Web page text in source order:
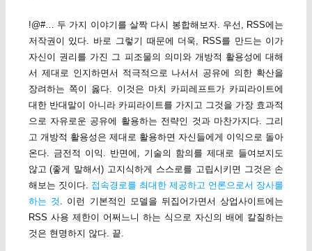
!@#… 두 가지 이야기를 살짝 다시 봉합해보자. 우선, RSS에는
저작권이 있다. 바로 그렇기 때문에 더욱, RSS를 만드는 이가
자신이 권리를 가진 그 피조물의 의미와 개방적 활용성에 대해
서 제대로 인지하면서 적극적으로 나서서 공유에 의한 확산을
장려하는 쪽이 옳다. 이것은 마치 카피레프트가 카피라이트에
대한 반대말이 아니라 카피라이트를 가지고 그것을 가장 효과적
으로 자유로운 공유에 활용하는 전략인 것과 마찬가지다. 그리
고 개방적 활용성은 제대로 활용하면 자신들에게 이익으로 돌아
온다. 금전적 이익. 반면에, 기술의 함의를 제대로 들여보지도
않고 (좋게 말해서) 고지식하게 스스로를 고립시키면 그것은 손
해보는 짓이다. 접속경로를 최대한 제공하고 언론으로서 장사를
하는 것
. 이런 기본적인 모델을 뒤집어가면서 상업사이트에는
RSS 사용 제한이 어쩌느니 하는 식으로 자신의 배에 칼질하는
것은 현명하지 않다. 끝.